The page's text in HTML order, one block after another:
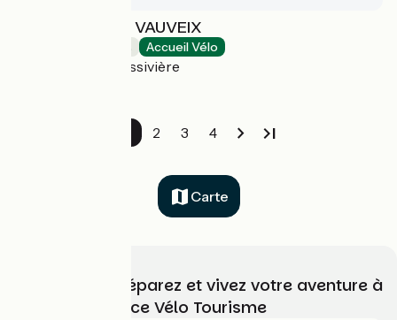
LA GRANGE DE VAUVEIX
Accueil Vélo
Royère-de-Vassivière
2 3 4
Carte
Choisissez, préparez et vivez votre aventure à
vélo avec France Vélo Tourisme